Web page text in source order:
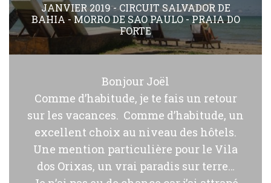
JANVIER 2019 - CIRCUIT SALVADOR DE
BAHIA - MORRO DE SAO PAULO - PRAIA DO
FORTE
Bonjour Joël
Comme d’habitude, je te fais un retour
sur les vacances. Comme d’habitude, un
excellent choix au niveau des hôtels.
Une mention particulière pour le Vila
dos Orixas, un vrai paradis sur terre…